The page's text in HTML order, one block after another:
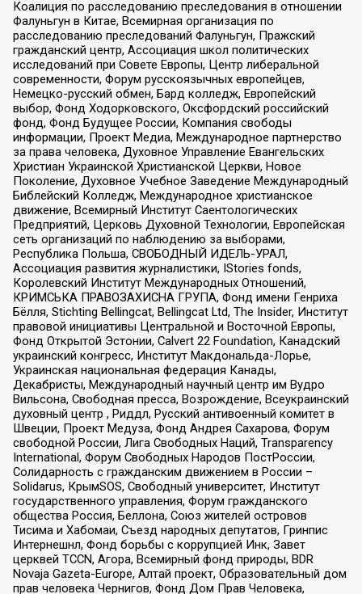
Коалиция по расследованию преследования в отношении
Фалуньгун в Китае, Всемирная организация по
расследованию преследований Фалуньгун, Пражский
гражданский центр, Ассоциация школ политических
исследований при Совете Европы, Центр либеральной
современности, Форум русскоязычных европейцев,
Немецко-русский обмен, Бард колледж, Европейский
выбор, Фонд Ходорковского, Оксфордский российский
фонд, Фонд Будущее России, Компания свободы
информации, Проект Медиа, Международное партнерство
за права человека, Духовное Управление Евангельских
Христиан Украинской Христианской Церкви, Новое
Поколение, Духовное Учебное Заведение Международный
Библейский Колледж, Международное христианское
движение, Всемирный Институт Саентологических
Предприятий, Церковь Духовной Технологии, Европейская
сеть организаций по наблюдению за выборами,
Республика Польша, СВОБОДНЫЙ ИДЕЛЬ-УРАЛ,
Ассоциация развития журналистики, IStories fonds,
Королевский Институт Международных Отношений,
КРИМСЬКА ПРАВОЗАХИСНА ГРУПА, Фонд имени Генриха
Бёлля, Stichting Bellingcat, Bellingcat Ltd, The Insider, Институт
правовой инициативы Центральной и Восточной Европы,
Фонд Открытой Эстонии, Calvert 22 Foundation, Канадский
украинский конгресс, Институт Макдональда-Лорье,
Украинская национальная федерация Канады,
Декабристы, Международный научный центр им Вудро
Вильсона, Свободная пресса, Возрождение, Всеукраинский
духовный центр , Риддл, Русский антивоенный комитет в
Швеции, Проект Медуза, Фонд Андрея Сахарова, Форум
свободной России, Лига Свободных Наций, Transparеncy
International, Форум Свободных Народов ПостРоссии,
Солидарность с гражданским движением в России –
Solidarus, КрымSOS, Свободный университет, Институт
государственного управления, Форум гражданского
общества Россия, Беллона, Союз жителей островов
Тисима и Хабомаи, Съезд народных депутатов, Гринпис
Интернешнл, Фонд борьбы с коррупцией Инк, Завет
церквей TCCN, Агора, Всемирный фонд природы, BDR
Novaja Gazeta-Europe, Алтай проект, Образовательный дом
прав человека Чернигов, Фонд Дом Прав Человека,